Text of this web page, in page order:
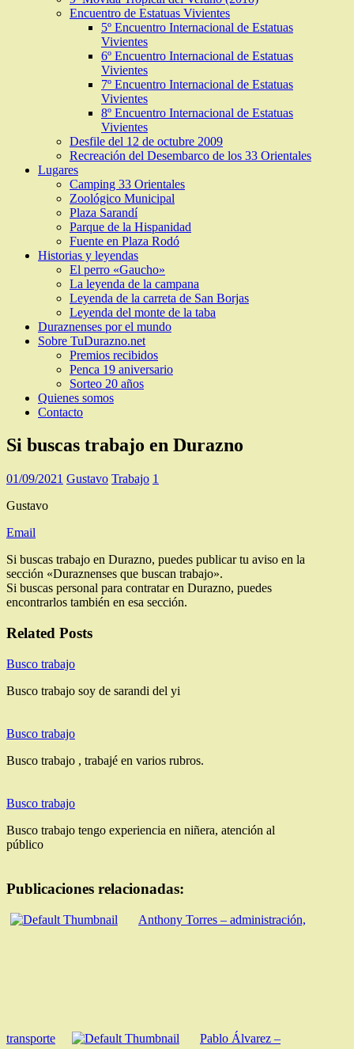
Encuentro de Estatuas Vivientes
5º Encuentro Internacional de Estatuas
Vivientes
6º Encuentro Internacional de Estatuas
Vivientes
7º Encuentro Internacional de Estatuas
Vivientes
8º Encuentro Internacional de Estatuas
Vivientes
Desfile del 12 de octubre 2009
Recreación del Desembarco de los 33 Orientales
Lugares
Camping 33 Orientales
Zoológico Municipal
Plaza Sarandí
Parque de la Hispanidad
Fuente en Plaza Rodó
Historias y leyendas
El perro «Gaucho»
La leyenda de la campana
Leyenda de la carreta de San Borjas
Leyenda del monte de la taba
Duraznenses por el mundo
Sobre TuDurazno.net
Premios recibidos
Penca 19 aniversario
Sorteo 20 años
Quienes somos
Contacto
Si buscas trabajo en Durazno
01/09/2021 Gustavo Trabajo 1
Gustavo
Email
Si buscas trabajo en Durazno, puedes publicar tu aviso en la
sección «Duraznenses que buscan trabajo».
Si buscas personal para contratar en Durazno, puedes
encontrarlos también en esa sección.
Related Posts
Busco trabajo
Busco trabajo soy de sarandi del yi
Busco trabajo
Busco trabajo , trabajé en varios rubros.
Busco trabajo
Busco trabajo tengo experiencia en niñera, atención al
público
Publicaciones relacionadas:
Anthony Torres – administración,
transporte Pablo Álvarez –